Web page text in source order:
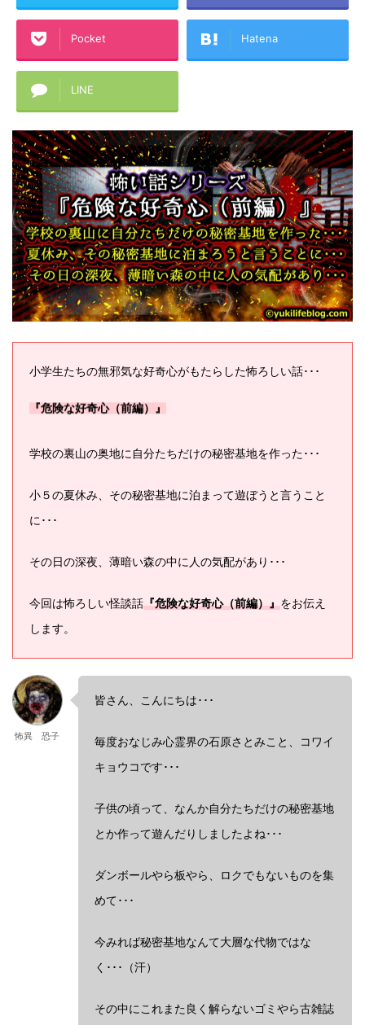
Pocket Hatena
LINE
小学生たちの無邪気な好奇心がもたらした怖ろしい話･･･
『危険な好奇心（前編）』
学校の裏山の奥地に自分たちだけの秘密基地を作った･･･
小５の夏休み、その秘密基地に泊まって遊ぼうと言うこと
に･･･
その日の深夜、薄暗い森の中に人の気配があり･･･
今回は怖ろしい怪談話『危険な好奇心（前編）』をお伝え
します。
怖異 恐子
皆さん、こんにちは･･･
毎度おなじみ心霊界の石原さとみこと、コワイ
キョウコです･･･
子供の頃って、なんか自分たちだけの秘密基地
とか作って遊んだりしましたよね･･･
ダンボールやら板やら、ロクでもないものを集
めて･･･
今みれば秘密基地なんて大層な代物ではな
く･･･（汗）
その中にこれまた良く解らないゴミやら古雑誌